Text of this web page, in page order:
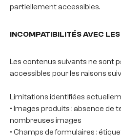
partiellement accessibles.
INCOMPATIBILITÉS AVEC
Les contenus suivants ne sont
accessibles pour les raisons
Limitations identifiées
• Images produits : absence de
nombreuses images
• Champs de formulaires :